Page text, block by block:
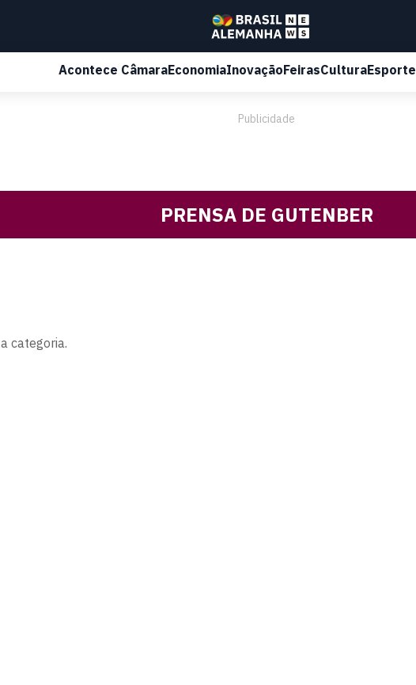
Acontece CâmaraEconomiaInovaçãoFeirasCulturaEsporte
Publicidade
PRENSA DE GUTENBER
categoria.